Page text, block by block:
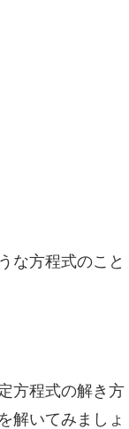
な方程式のこと
方程式の解き方
解いてみましょ